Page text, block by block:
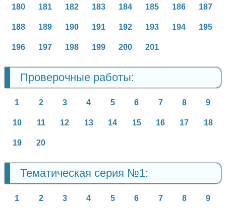
180 181 182 183 184 185 186 187
188 189 190 191 192 193 194 195
196 197 198 199 200 201
Проверочные работы:
1 2 3 4 5 6 7 8 9
10 11 12 13 14 15 16 17 18
19 20
Тематическая серия №1:
1 2 3 4 5 6 7 8 9